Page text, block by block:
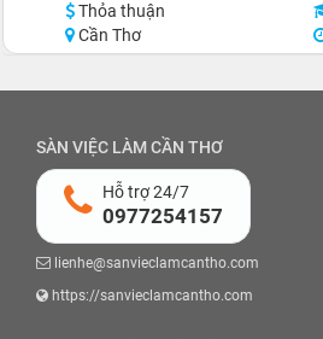
Thỏa thuận
Cần Thơ
SÀN VIỆC LÀM CẦN THƠ
Hỗ trợ 24/7
0977254157
lienhe@sanvieclamcantho.com
https://sanvieclamcantho.com